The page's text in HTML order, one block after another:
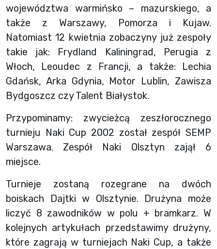
województwa warmińsko – mazurskiego, a
także z Warszawy, Pomorza i Kujaw.
Natomiast 12 kwietnia zobaczyny już zespoły
takie jak: Frydland Kaliningrad, Perugia z
Włoch, Leoudec z Francji, a także: Lechia
Gdańsk, Arka Gdynia, Motor Lublin, Zawisza
Bydgoszcz czy Talent Białystok.
Przypominamy: zwycieżcą zeszłorocznego
turnieju Naki Cup 2002 został zespół SEMP
Warszawa. Zespół Naki Olsztyn zajął 6
miejsce.
Turnieje zostaną rozegrane na dwóch
boiskach Dajtki w Olsztynie. Drużyna może
liczyć 8 zawodników w polu + bramkarz. W
kolejnych artykułach przedstawimy drużyny,
które zagrają w turniejach Naki Cup, a także